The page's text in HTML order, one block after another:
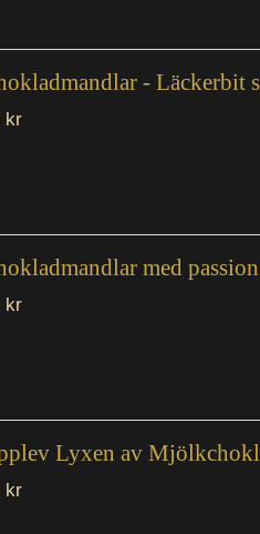
- Läckerbit
kr
med
kr
Lyxen av
kr